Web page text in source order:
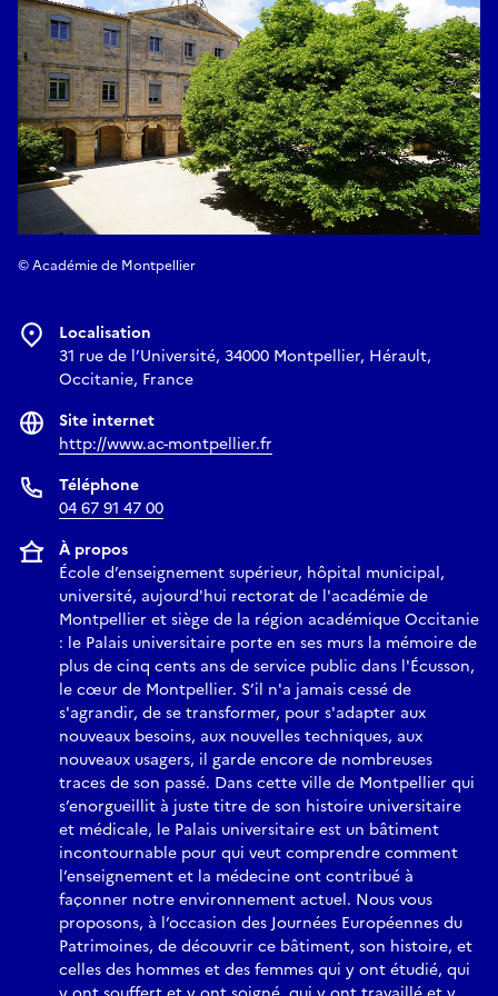
© Académie de Montpellier
Localisation
31 rue de l’Université, 34000 Montpellier, Hérault,
Occitanie, France
Site internet
http://www.ac-montpellier.fr
Téléphone
04 67 91 47 00
À propos
École d’enseignement supérieur, hôpital municipal,
université, aujourd'hui rectorat de l'académie de
Montpellier et siège de la région académique Occitanie
: le Palais universitaire porte en ses murs la mémoire de
plus de cinq cents ans de service public dans l'Écusson,
le cœur de Montpellier. S’il n'a jamais cessé de
s'agrandir, de se transformer, pour s'adapter aux
nouveaux besoins, aux nouvelles techniques, aux
nouveaux usagers, il garde encore de nombreuses
traces de son passé. Dans cette ville de Montpellier qui
s’enorgueillit à juste titre de son histoire universitaire
et médicale, le Palais universitaire est un bâtiment
incontournable pour qui veut comprendre comment
l’enseignement et la médecine ont contribué à
façonner notre environnement actuel. Nous vous
proposons, à l’occasion des Journées Européennes du
Patrimoines, de découvrir ce bâtiment, son histoire, et
celles des hommes et des femmes qui y ont étudié, qui